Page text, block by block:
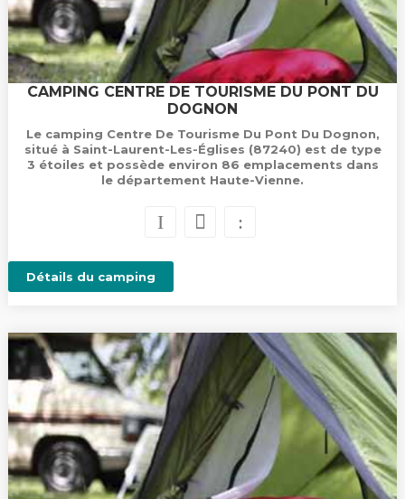
CAMPING CENTRE DE TOURISME DU PONT DU
DOGNON
Le camping Centre De Tourisme Du Pont Du Dognon,
situé à Saint-Laurent-Les-Églises (87240) est de type
3 étoiles et possède environ 86 emplacements dans
le département Haute-Vienne.
Détails du camping